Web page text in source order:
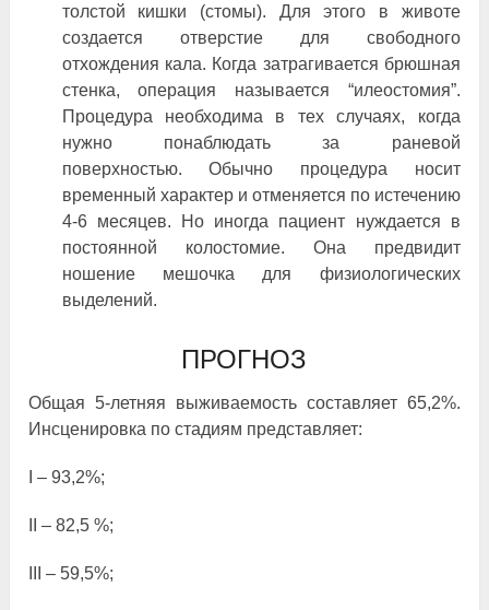
толстой кишки (стомы). Для этого в животе
создается отверстие для свободного
отхождения кала. Когда затрагивается брюшная
стенка, операция называется “илеостомия”.
Процедура необходима в тех случаях, когда
нужно понаблюдать за раневой
поверхностью. Обычно процедура носит
временный характер и отменяется по истечению
4-6 месяцев. Но иногда пациент нуждается в
постоянной колостомие. Она предвидит
ношение мешочка для физиологических
выделений.
ПРОГНОЗ
Общая 5-летняя выживаемость составляет 65,2%.
Инсценировка по стадиям представляет:
I ‒ 93,2%;
II ‒ 82,5 %;
III ‒ 59,5%;